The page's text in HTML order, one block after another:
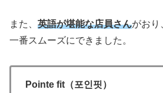
また、 英語が堪能な店員さんがおり
一番スムーズにできました。
Pointe fit（포인핏）